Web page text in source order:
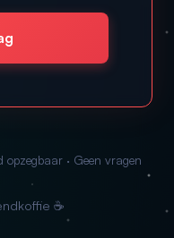
· Geen vragen
☕